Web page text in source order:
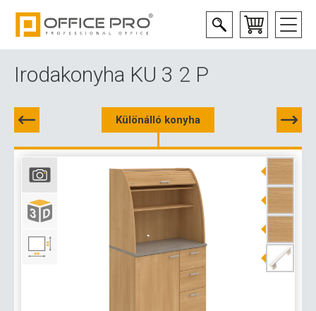
Irodakonyha KU 3 2 P
Különálló konyha